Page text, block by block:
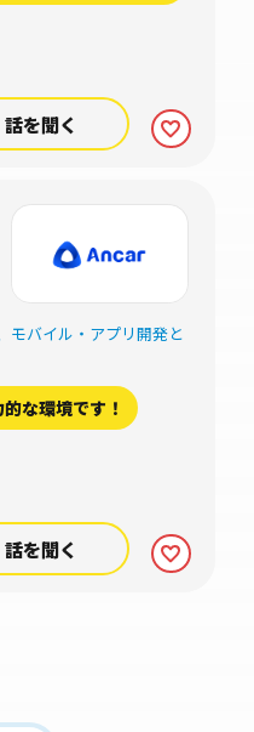
話を聞く
モバイル・アプリ開発と
な環境です！
話を聞く